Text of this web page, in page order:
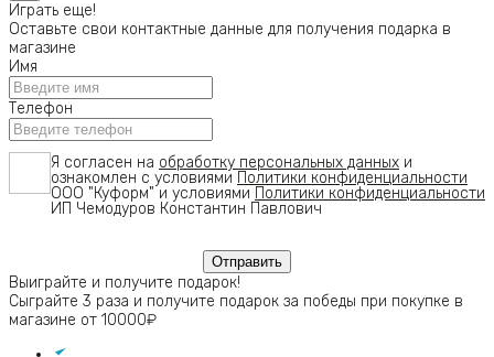
Играть еще!
Оставьте свои контактные данные для получения подарка в
магазине
Имя
Телефон
Я согласен на обработку персональных данных и
ознакомлен с условиями Политики конфиденциальности
ООО "Куформ" и условиями Политики конфиденциальности
ИП Чемодуров Константин Павлович
Выиграйте и получите подарок!
Сыграйте 3 раза и получите подарок за победы при покупке в
магазине от 10000₽